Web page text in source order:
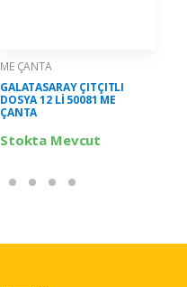
ME ÇANTA
GALATASARAY ÇITÇITLI
DOSYA 12 Lİ 50081 ME
ÇANTA
Stokta Mevcut